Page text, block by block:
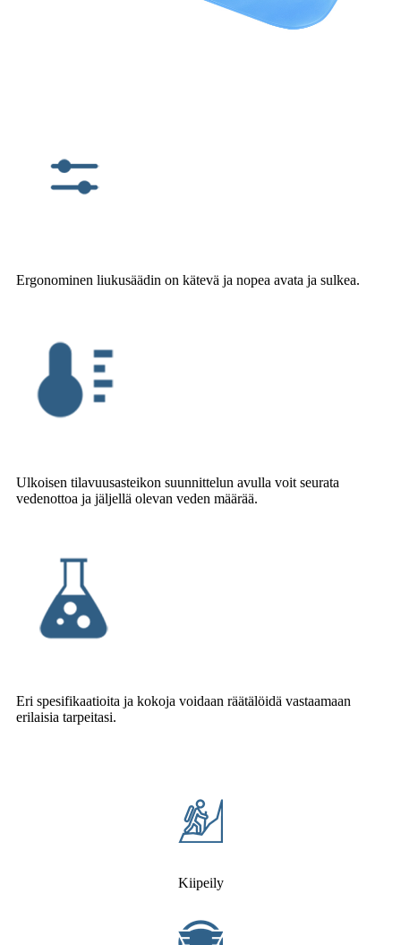
Ergonominen liukusäädin on kätevä ja nopea avata ja sulkea.
Ulkoisen tilavuusasteikon suunnittelun avulla voit seurata
vedenottoa ja jäljellä olevan veden määrää.
Eri spesifikaatioita ja kokoja voidaan räätälöidä vastaamaan
erilaisia ​​tarpeitasi.
Kiipeily